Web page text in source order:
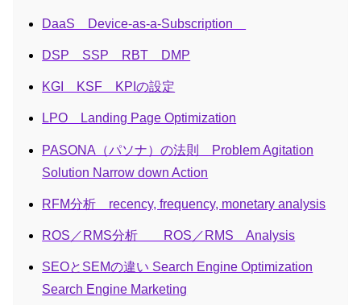
DaaS Device-as-a-Subscription
DSP SSP RBT DMP
KGI KSF KPIの設定
LPO Landing Page Optimization
PASONA（パソナ）の法則 Problem Agitation
Solution Narrow down Action
RFM分析 recency, frequency, monetary analysis
ROS／RMS分析 ROS／RMS Analysis
SEOとSEMの違い Search Engine Optimization
Search Engine Marketing